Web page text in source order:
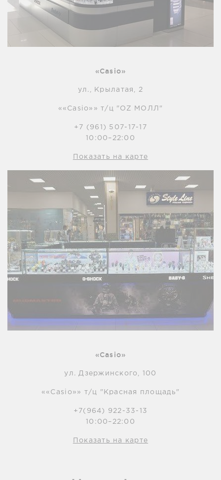
«Casio»
ул., Крылатая, 2
««Casio»» т/ц "OZ МОЛЛ"
+7 (961) 507-17-17
10:00–22:00
Показать на карте
«Casio»
ул. Дзержинского, 100
««Casio»» т/ц "Красная площадь"
+7(964) 922-33-13
10:00–22:00
Показать на карте